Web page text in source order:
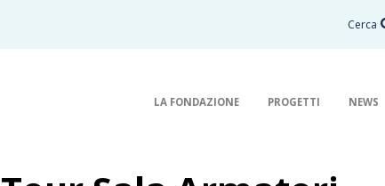
Cerca
LA FONDAZIONE PROGETTI NEWS